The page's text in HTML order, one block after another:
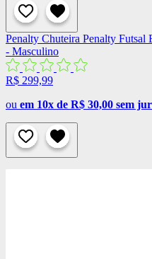
Penalty Chuteira Penalty Futsal
- Masculino
R$ 299,99
ou em 10x de R$ 30,00 sem